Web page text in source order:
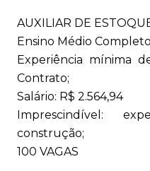
AUXILIAR DE
Ensino Médio Completo
Experiência mínima
Contrato;
Salário: R$ 2.564,94
Imprescindível:
construção;
100 VAGAS